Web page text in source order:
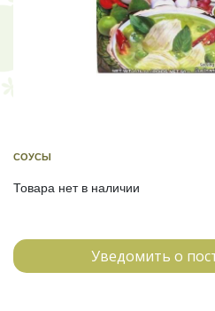
СОУСЫ
Товара нет в наличии
Уведомить о